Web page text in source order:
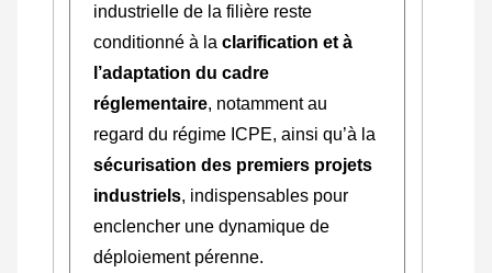
industrielle de la filière reste
conditionné à laclarification et à
l’adaptation du cadre
réglementaire, notamment au
regard du régime ICPE, ainsi qu’à la
sécurisation des premiers projets
industriels, indispensables pour
enclencher une dynamique de
déploiement pérenne.